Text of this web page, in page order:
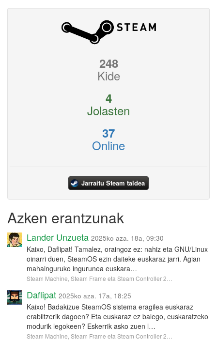
248
Kide
4
Jolasten
37
Online
Jarraitu Steam taldea
Azken erantzunak
Lander Unzueta 2025ko aza. 18a, 09:30
Kaixo, Daflipat! Tamalez, oraingoz ez: nahiz eta GNU/Linux
oinarri duen, SteamOS ezin daiteke euskaraz jarri. Agian
mahainguruko ingurunea euskara…
Steam Machine, Steam Frame eta Steam Controller 2…
Daflipat 2025ko aza. 17a, 18:25
Kaixo! Badakizue SteamOS sistema eragilea euskaraz
erabiltzerik dagoen? Eta euskaraz ez balego, euskaratzeko
modurik legokeen? Eskerrik asko zuen l…
Steam Machine, Steam Frame eta Steam Controller 2…